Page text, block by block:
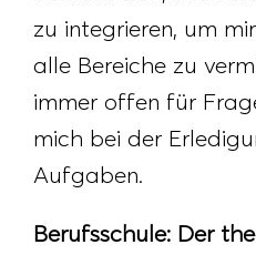
zu integrieren, um
alle Bereiche zu
immer offen für
mich bei der
Aufgaben.
Berufsschule: Der